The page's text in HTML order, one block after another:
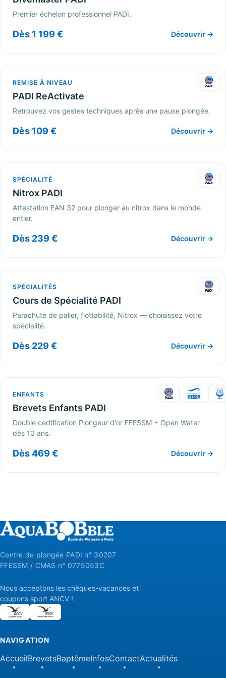
Premier échelon professionnel PADI.
Dès 1 199 € Découvrir →
REMISE À NIVEAU
PADI ReActivate
Retrouvez vos gestes techniques après une pause plongée.
Dès 109 € Découvrir →
SPÉCIALITÉ
Nitrox PADI
Attestation EAN 32 pour plonger au nitrox dans le monde
entier.
Dès 239 € Découvrir →
SPÉCIALITÉS
Cours de Spécialité PADI
Parachute de palier, flottabilité, Nitrox — choisissez votre
spécialité.
Dès 229 € Découvrir →
ENFANTS
Brevets Enfants PADI
Double certification Plongeur d'or FFESSM + Open Water
dès 10 ans.
Dès 469 € Découvrir →
Centre de plongée PADI n° 30207
FFESSM / CMAS n° 0775053C
Nous acceptons les chèques-vacances et
coupons sport ANCV !
NAVIGATION
AccueilBrevetsBaptêmeInfosContactActualités